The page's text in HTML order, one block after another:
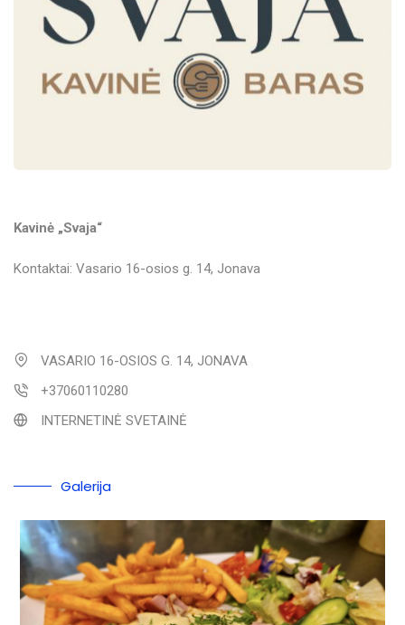
Kavinė „Svaja“
Kontaktai: Vasario 16-osios g. 14, Jonava
VASARIO 16-OSIOS G. 14, JONAVA
+37060110280
INTERNETINĖ SVETAINĖ
Galerija